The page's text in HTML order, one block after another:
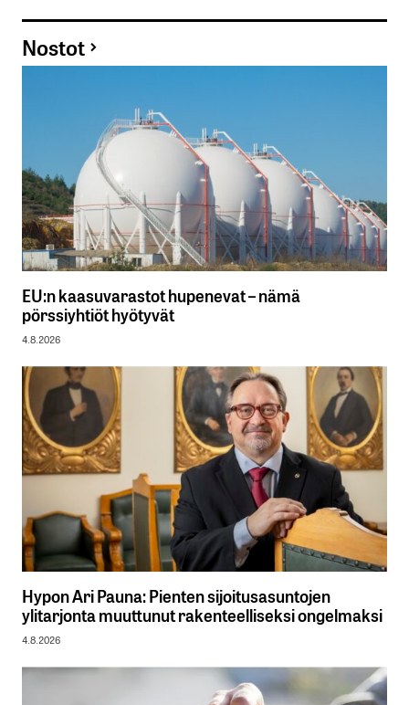
Nostot
EU:n kaasuvarastot hupenevat – nämä
pörssiyhtiöt hyötyvät
4.8.2026
Hypon Ari Pauna: Pienten sijoitusasuntojen
ylitarjonta muuttunut rakenteelliseksi ongelmaksi
4.8.2026